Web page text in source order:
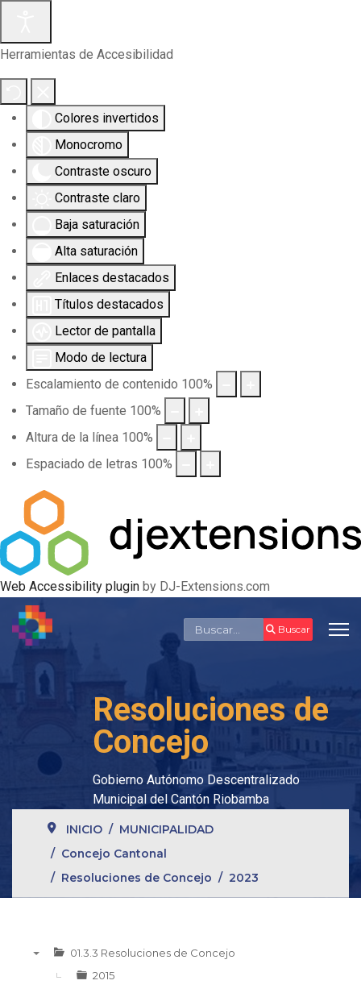
Herramientas de Accesibilidad
Colores invertidos
Monocromo
Contraste oscuro
Contraste claro
Baja saturación
Alta saturación
Enlaces destacados
Títulos destacados
Lector de pantalla
Modo de lectura
Escalamiento de contenido 100%
Tamaño de fuente 100%
Altura de la línea 100%
Espaciado de letras 100%
Web Accessibility plugin by DJ-Extensions.com
Buscar Buscar
Resoluciones de
Concejo
Gobierno Autónomo Descentralizado
Municipal del Cantón Riobamba
INICIO
MUNICIPALIDAD
Concejo Cantonal
Resoluciones de Concejo
2023
01.3.3 Resoluciones de Concejo
2015